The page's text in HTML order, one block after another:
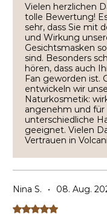
Vielen herzlichen
tolle Bewertung!
sehr, dass Sie mit
und Wirkung
Gesichtsmasken
sind. Besonders
hören, dass auch
Fan geworden ist.
entwickeln wir
Naturkosmetik:
angenehm und für
unterschiedliche
geeignet. Vielen
Vertrauen in
Nina S. • 08. Aug.
Mit 5 von 5 Sternen